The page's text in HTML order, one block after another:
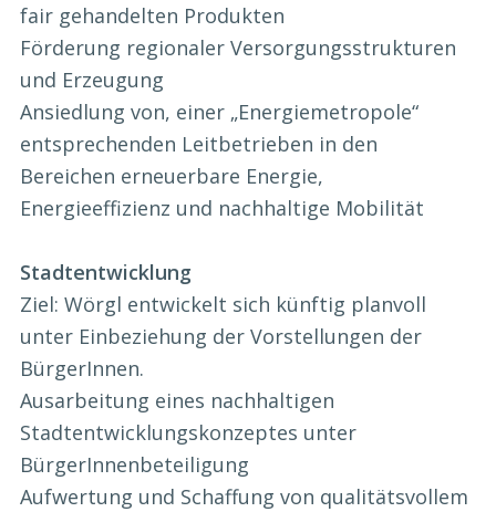
fair gehandelten Produkten
Förderung regionaler Versorgungsstrukturen
und Erzeugung
Ansiedlung von, einer „Energiemetropole“
entsprechenden Leitbetrieben in den
Bereichen erneuerbare Energie,
Energieeffizienz und nachhaltige Mobilität
Stadtentwicklung
Ziel: Wörgl entwickelt sich künftig planvoll
unter Einbeziehung der Vorstellungen der
BürgerInnen.
Ausarbeitung eines nachhaltigen
Stadtentwicklungskonzeptes unter
BürgerInnenbeteiligung
Aufwertung und Schaffung von qualitätsvollem